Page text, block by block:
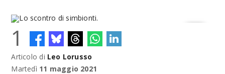
Lo scontro di simbionti.
1
Articolo di Leo Lorusso
Martedì 11 maggio 2021